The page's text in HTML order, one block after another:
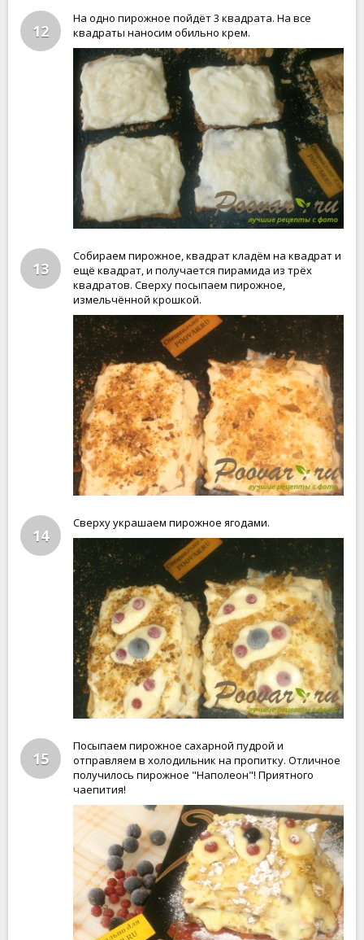
12
На одно пирожное пойдёт 3 квадрата. На все
квадраты наносим обильно крем.
13
Собираем пирожное, квадрат кладём на квадрат и
ещё квадрат, и получается пирамида из трёх
квадратов. Сверху посыпаем пирожное,
измельчённой крошкой.
14
Сверху украшаем пирожное ягодами.
15
Посыпаем пирожное сахарной пудрой и
отправляем в холодильник на пропитку. Отличное
получилось пирожное "Наполеон"! Приятного
чаепития!